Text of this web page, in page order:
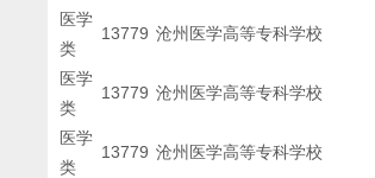
医学
类
13779 沧州医学高等专科学校
医学
类
13779 沧州医学高等专科学校
医学
类
13779 沧州医学高等专科学校